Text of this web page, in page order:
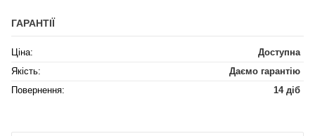
ГАРАНТІЇ
Ціна:
Доступна
Якість:
Даємо гарантію
Повернення:
14 діб